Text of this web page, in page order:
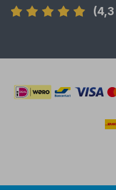
(4,3